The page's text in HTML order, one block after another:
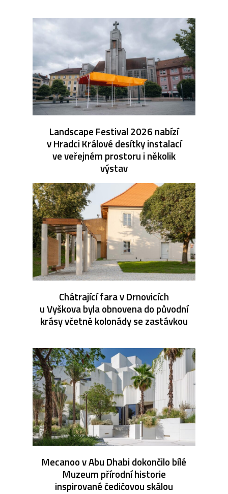
Landscape Festival 2026 nabízí
v Hradci Králové desítky instalací
ve veřejném prostoru i několik
výstav
Chátrající fara v Drnovicích
u Vyškova byla obnovena do původní
krásy včetně kolonády se zastávkou
Mecanoo v Abu Dhabi dokončilo bílé
Muzeum přírodní historie
inspirované čedičovou skálou